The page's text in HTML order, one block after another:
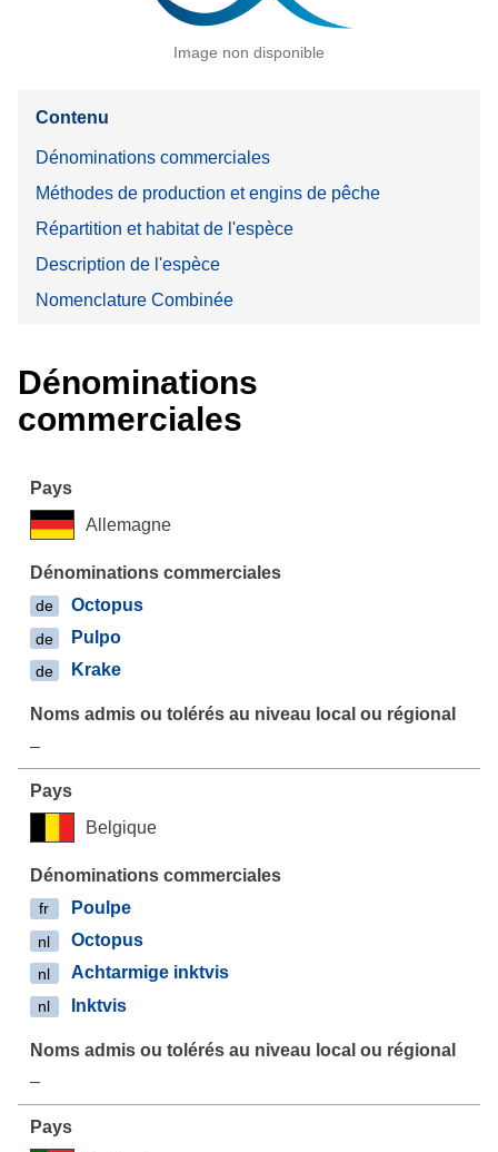
Image non disponible
Contenu
Dénominations commerciales
Méthodes de production et engins de pêche
Répartition et habitat de l'espèce
Description de l'espèce
Nomenclature Combinée
Dénominations
commerciales
Allemagne
de Octopus
de Pulpo
de Krake
–
Belgique
fr Poulpe
nl Octopus
nl Achtarmige inktvis
nl Inktvis
–